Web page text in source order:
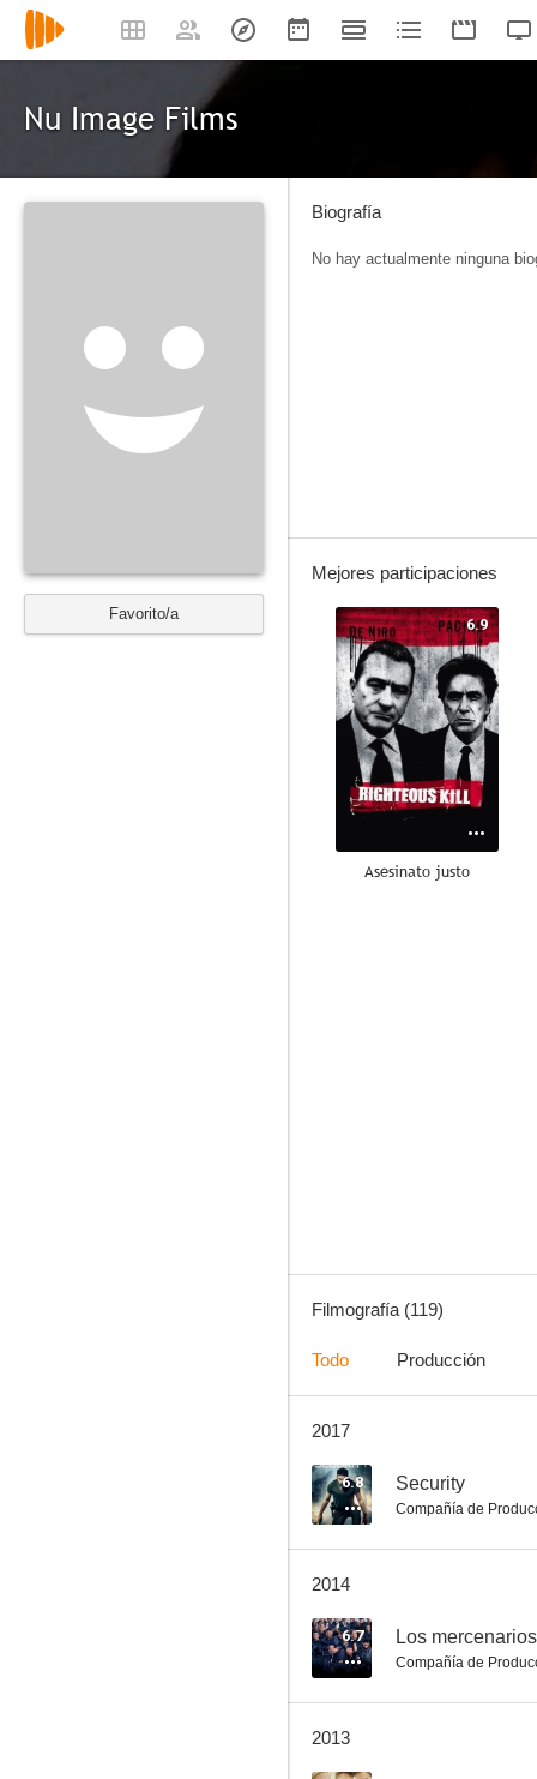
Nu Image Films
Favorito/a
Biografía
No hay actualmente ninguna
Mejores participaciones
6.9
Asesinato justo
John Rambo (Rambo IV)
Filmografía (119)
Todo Producción
2017
6.8 Security
Compañía de
2014
6.7 Los
Compañía de
2013